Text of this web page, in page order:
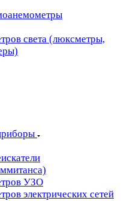
света (люксметры,
УЗО
электрических сетей